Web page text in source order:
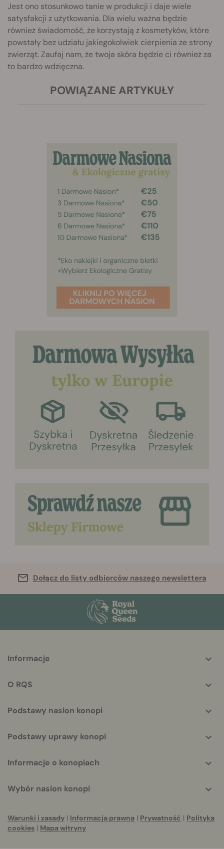
Jest ono stosunkowo tanie w produkcji i daje wiele
satysfakcji z użytkowania. Dla wielu ważna będzie
również świadomość, że korzystają z kosmetyków, które
powstały bez udziału jakiegokolwiek cierpienia ze strony
zwierząt. Zaufaj nam, że twoja skóra będzie ci również za
to bardzo wdzięczna.
POWIĄZANE ARTYKUŁY
Dołącz do listy odbiorców naszego newslettera
helpful
Informacje
O RQS
Podstawy nasion konopi
Podstawy uprawy konopi
Informacje o konopiach
Wybór nasion konopi
Warunki i zasady | Informacja prawna | Prywatność | Polityka
cookies | Mapa witryny